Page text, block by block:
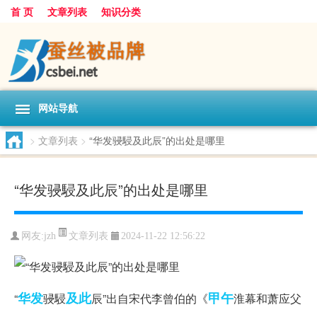
首 页 文章列表 知识分类
网站导航
> 文章列表 > “华发骎駸及此辰”的出处是哪里
“华发骎駸及此辰”的出处是哪里
网友:jzh 文章列表 2024-11-22 12:56:22
“华发骎駸及此辰”出自宋代李曾伯的《甲午淮幕和萧应父